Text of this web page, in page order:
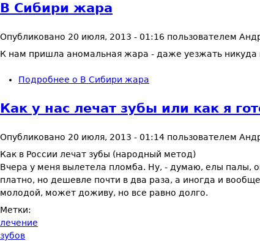
В Сибири жара
Опубликовано 20 июля, 2013 - 01:16 пользователем
К нам пришла аномальная жара - даже уезжать никуда
Подробнее о В Сибири жара
Как у нас лечат зубы или как я
Опубликовано 20 июля, 2013 - 01:14 пользователем
Как в России лечат зубы (народный метод)
Вчера у меня вылетела пломба. Ну, - думаю, елы палы,
платно, но дешевле почти в два раза, а иногда и
молодой, может доживу, но все равно долго.
Метки:
лечение
зубов